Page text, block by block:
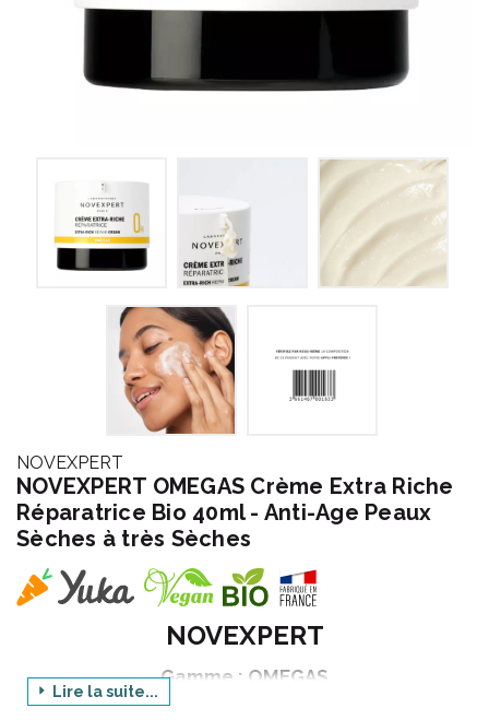
NOVEXPERT
NOVEXPERT OMEGAS Crème Extra Riche
Réparatrice Bio 40ml - Anti-Age Peaux
Sèches à très Sèches
NOVEXPERT
Gamme : OMEGAS
Produit : CREME EXTRA RICHE REPARATRICE BIO -
Lire la suite...